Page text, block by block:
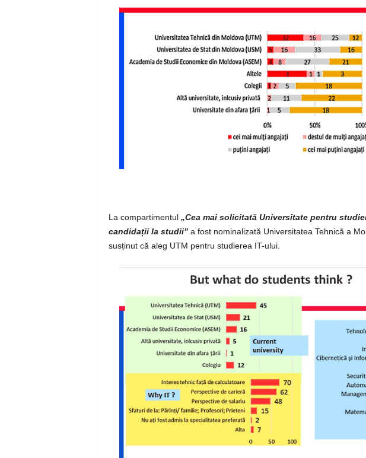
La compartimentul„Cea mai solicitată Universitate pentru
candidații la studii” a fost nominalizată Universitatea Tehnică a
susținut că aleg UTM pentru studierea IT-ului.